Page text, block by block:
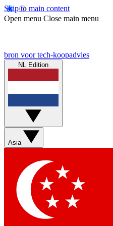
Skip to main content
Open menu Close main menu
bron voor tech-koopadvies
NL Edition
Asia